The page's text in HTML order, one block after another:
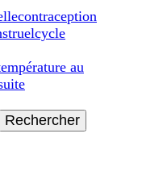
contraception
cycle
au